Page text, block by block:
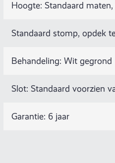
Hoogte: Standaard
Standaard stomp, opdek
Behandeling: Wit gegrond
Slot: Standaard voorzien
Garantie: 6 jaar